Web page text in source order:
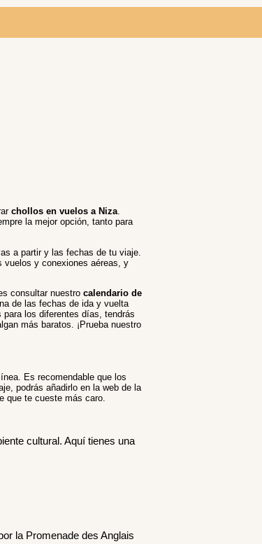
chollos en vuelos a Niza.
la mejor opción, tanto para
a partir y las fechas de tu viaje.
vuelos y conexiones aéreas, y
consultar nuestro calendario de
de las fechas de ida y vuelta
los diferentes días, tendrás
más baratos. ¡Prueba nuestro
Es recomendable que los
podrás añadirlo en la web de la
que te cueste más caro.
cultural. Aquí tienes una
la Promenade des Anglais